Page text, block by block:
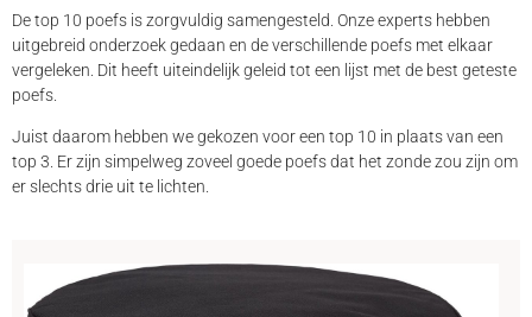
De top 10 poefs is zorgvuldig samengesteld. Onze experts hebben
uitgebreid onderzoek gedaan en de verschillende poefs met elkaar
vergeleken. Dit heeft uiteindelijk geleid tot een lijst met de best geteste
poefs.
Juist daarom hebben we gekozen voor een top 10 in plaats van een
top 3. Er zijn simpelweg zoveel goede poefs dat het zonde zou zijn om
er slechts drie uit te lichten.